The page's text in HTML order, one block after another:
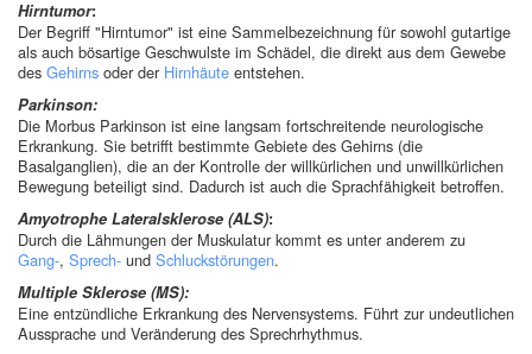
Hirntumor:
Der Begriff "Hirntumor" ist eine Sammelbezeichnung für sowohl gutartige
als auch bösartige Geschwulste im Schädel, die direkt aus dem Gewebe
des Gehirns oder der Hirnhäute entstehen.
Parkinson:
Die Morbus Parkinson ist eine langsam fortschreitende neurologische
Erkrankung. Sie betrifft bestimmte Gebiete des Gehirns (die
Basalganglien), die an der Kontrolle der willkürlichen und unwillkürlichen
Bewegung beteiligt sind. Dadurch ist auch die Sprachfähigkeit betroffen.
Amyotrophe Lateralsklerose (ALS):
Durch die Lähmungen der Muskulatur kommt es unter anderem zu
Gang-, Sprech- und Schluckstörungen.
Multiple Sklerose (MS):
Eine entzündliche Erkrankung des Nervensystems. Führt zur undeutlichen
Aussprache und Veränderung des Sprechrhythmus.